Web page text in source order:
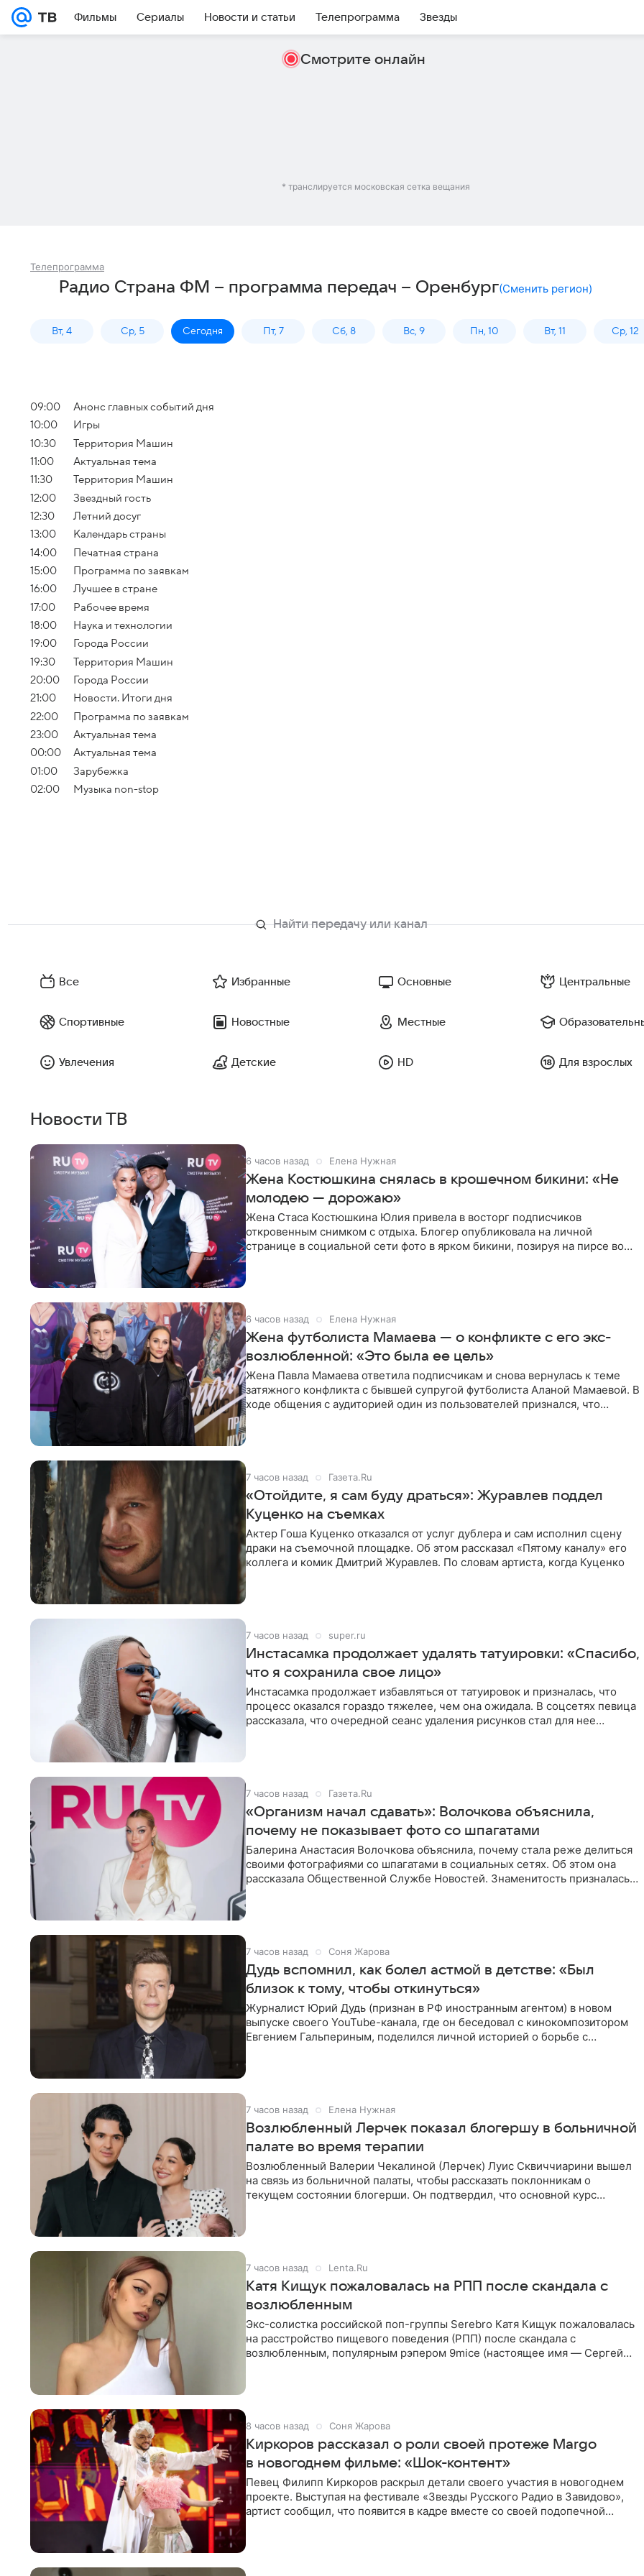
Фильмы Сериалы Новости и статьи Телепрограмма Звезды
Смотрите онлайн
* транслируется московская сетка вещания
Телепрограмма
Радио Страна ФМ – программа передач – Оренбург(Сменить регион)
Вт, 4 Ср, 5 Сегодня Пт, 7 Сб, 8 Вс, 9 Пн, 10 Вт, 11 Ср, 12
09:00
Анонс главных событий дня
10:00
Игры
10:30
Территория Машин
11:00
Актуальная тема
11:30
Территория Машин
12:00
Звездный гость
12:30
Летний досуг
13:00
Календарь страны
14:00
Печатная страна
15:00
Программа по заявкам
16:00
Лучшее в стране
17:00
Рабочее время
18:00
Наука и технологии
19:00
Города России
19:30
Территория Машин
20:00
Города России
21:00
Новости. Итоги дня
22:00
Программа по заявкам
23:00
Актуальная тема
00:00
Актуальная тема
01:00
Зарубежка
02:00
Музыка non-stop
Все Избранные Основные Центральные
Спортивные Новостные Местные
Увлечения Детские HD Для взрослых
Новости ТВ
6 часов назад Елена Нужная
Жена Костюшкина снялась в крошечном бикини: «Не
молодею — дорожаю»
Жена Стаса Костюшкина Юлия привела в восторг подписчиков
откровенным снимком с отдыха. Блогер опубликовала на личной
странице в социальной сети фото в ярком бикини, позируя на пирсе во
6 часов назад Елена Нужная
Жена футболиста Мамаева — о конфликте с его экс-
возлюбленной: «Это была ее цель»
Жена Павла Мамаева ответила подписчикам и снова вернулась к теме
затяжного конфликта с бывшей супругой футболиста Аланой Мамаевой. В
ходе общения с аудиторией один из пользователей признался, что
7 часов назад Газета.Ru
«Отойдите, я сам буду драться»: Журавлев поддел
Куценко на съемках
Актер Гоша Куценко отказался от услуг дублера и сам исполнил сцену
драки на съемочной площадке. Об этом рассказал «Пятому каналу» его
коллега и комик Дмитрий Журавлев. По словам артиста, когда Куценко
7 часов назад super.ru
Инстасамка продолжает удалять татуировки: «Спасибо,
что я сохранила свое лицо»
Инстасамка продолжает избавляться от татуировок и призналась, что
процесс оказался гораздо тяжелее, чем она ожидала. В соцсетях певица
рассказала, что очередной сеанс удаления рисунков стал для нее
7 часов назад Газета.Ru
«Организм начал сдавать»: Волочкова объяснила,
почему не показывает фото со шпагатами
Балерина Анастасия Волочкова объяснила, почему стала реже делиться
своими фотографиями со шпагатами в социальных сетях. Об этом она
рассказала Общественной Службе Новостей. Знаменитость призналась,
7 часов назад Соня Жарова
Дудь вспомнил, как болел астмой в детстве: «Был
близок к тому, чтобы откинуться»
Журналист Юрий Дудь (признан в РФ иностранным агентом) в новом
выпуске своего YouTube-канала, где он беседовал с кинокомпозитором
Евгением Гальпериным, поделился личной историей о борьбе с
7 часов назад Елена Нужная
Возлюбленный Лерчек показал блогершу в больничной
палате во время терапии
Возлюбленный Валерии Чекалиной (Лерчек) Луис Сквиччиарини вышел
на связь из больничной палаты, чтобы рассказать поклонникам о
текущем состоянии блогерши. Он подтвердил, что основной курс
7 часов назад Lenta.Ru
Катя Кищук пожаловалась на РПП после скандала с
возлюбленным
Экс-солистка российской поп-группы Serebro Катя Кищук пожаловалась
на расстройство пищевого поведения (РПП) после скандала с
возлюбленным, популярным рэпером 9mice (настоящее имя — Сергей
8 часов назад Соня Жарова
Киркоров рассказал о роли своей протеже Margo
в новогоднем фильме: «Шок-контент»
Певец Филипп Киркоров раскрыл детали своего участия в новогоднем
проекте. Выступая на фестивале «Звезды Русского Радио в Завидово»,
артист сообщил, что появится в кадре вместе со своей подопечной